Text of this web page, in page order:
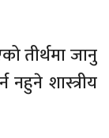
तीर्थमा जानु
नहुने शास्त्रीय